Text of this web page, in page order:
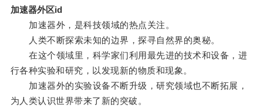
加速器外区id
加速器外，是科技领域的热点关注。
人类不断探索未知的边界，探寻自然界的奥秘。
在这个领域里，科学家们利用最先进的技术和设备，进
行各种实验和研究，以发现新的物质和现象。
加速器外的实验设备不断升级，研究领域也不断拓展，
为人类认识世界带来了新的突破。